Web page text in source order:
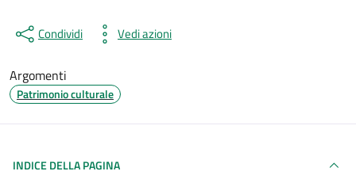
Condividi Vedi azioni
Argomenti
Patrimonio culturale
INDICE DELLA PAGINA